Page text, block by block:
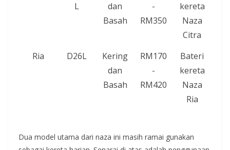
L
dan
Basah
-
RM350
kereta
Naza
Citra
Ria
D26L
Kering
dan
Basah
RM170
-
RM420
Bateri
kereta
Naza
Ria
Dua model utama dari naza ini masih ramai gunakan